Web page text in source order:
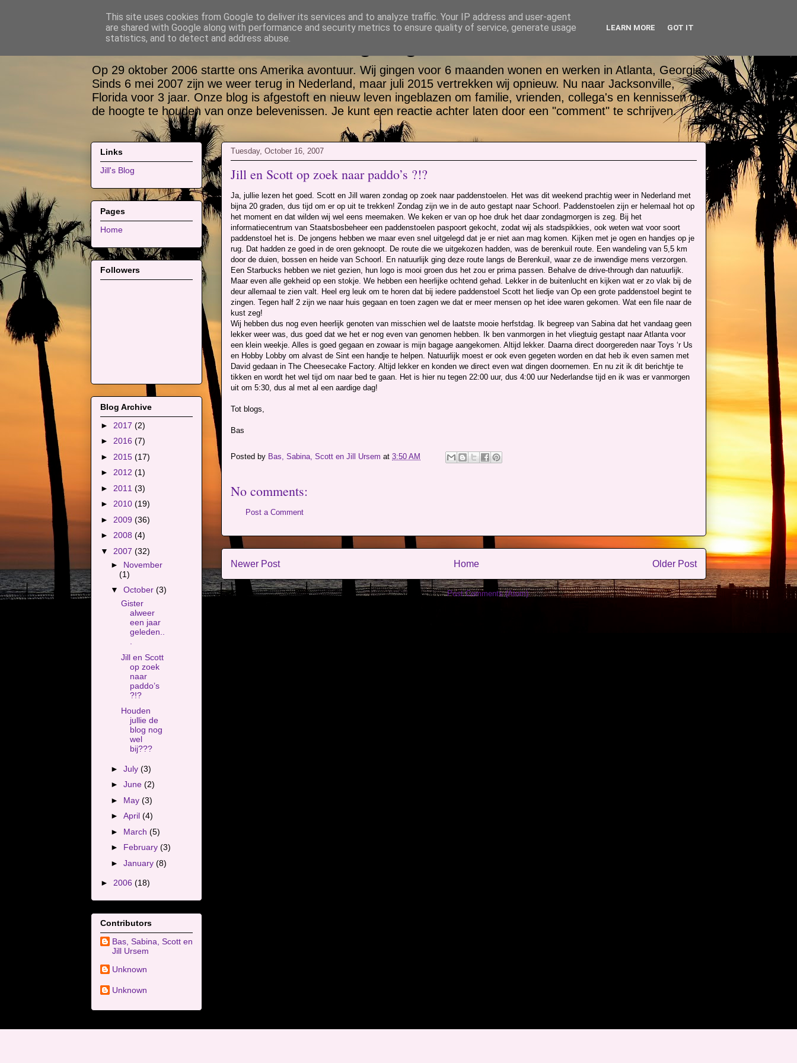
Bas, Sabina, Scott en Jill go again USA
Op 29 oktober 2006 startte ons Amerika avontuur. Wij gingen voor 6 maanden wonen en werken in Atlanta, Georgia.
Sinds 6 mei 2007 zijn we weer terug in Nederland, maar juli 2015 vertrekken wij opnieuw. Nu naar Jacksonville,
Florida voor 3 jaar. Onze blog is afgestoft en nieuw leven ingeblazen om familie, vrienden, collega's en kennissen op
de hoogte te houden van onze belevenissen. Je kunt een reactie achter laten door een "comment" te schrijven.
Tuesday, October 16, 2007
Jill en Scott op zoek naar paddo’s ?!?
Ja, jullie lezen het goed. Scott en Jill waren zondag op zoek naar paddenstoelen. Het was dit weekend prachtig weer in Nederland met
bijna 20 graden, dus tijd om er op uit te trekken! Zondag zijn we in de auto gestapt naar Schoorl. Paddenstoelen zijn er helemaal hot op
het moment en dat wilden wij wel eens meemaken. We keken er van op hoe druk het daar zondagmorgen is zeg. Bij het
informatiecentrum van Staatsbosbeheer een paddenstoelen paspoort gekocht, zodat wij als stadspikkies, ook weten wat voor soort
paddenstoel het is. De jongens hebben we maar even snel uitgelegd dat je er niet aan mag komen. Kijken met je ogen en handjes op je
rug. Dat hadden ze goed in de oren geknoopt. De route die we uitgekozen hadden, was de berenkuil route. Een wandeling van 5,5 km
door de duien, bossen en heide van Schoorl. En natuurlijk ging deze route langs de Berenkuil, waar ze de inwendige mens verzorgen.
Een Starbucks hebben we niet gezien, hun logo is mooi groen dus het zou er prima passen. Behalve de drive-through dan natuurlijk.
Maar even alle gekheid op een stokje. We hebben een heerlijke ochtend gehad. Lekker in de buitenlucht en kijken wat er zo vlak bij de
deur allemaal te zien valt. Heel erg leuk om te horen dat bij iedere paddenstoel Scott het liedje van Op een grote paddenstoel begint te
zingen. Tegen half 2 zijn we naar huis gegaan en toen zagen we dat er meer mensen op het idee waren gekomen. Wat een file naar de
kust zeg!
Wij hebben dus nog even heerlijk genoten van misschien wel de laatste mooie herfstdag. Ik begreep van Sabina dat het vandaag geen
lekker weer was, dus goed dat we het er nog even van genomen hebben. Ik ben vanmorgen in het vliegtuig gestapt naar Atlanta voor
een klein weekje. Alles is goed gegaan en zowaar is mijn bagage aangekomen. Altijd lekker. Daarna direct doorgereden naar Toys ‘r Us
en Hobby Lobby om alvast de Sint een handje te helpen. Natuurlijk moest er ook even gegeten worden en dat heb ik even samen met
David gedaan in The Cheesecake Factory. Altijd lekker en konden we direct even wat dingen doornemen. En nu zit ik dit berichtje te
tikken en wordt het wel tijd om naar bed te gaan. Het is hier nu tegen 22:00 uur, dus 4:00 uur Nederlandse tijd en ik was er vanmorgen
uit om 5:30, dus al met al een aardige dag!
Tot blogs,
Bas
Posted by Bas, Sabina, Scott en Jill Ursem at 3:50 AM
No comments:
Post a Comment
Newer Post Older Post
Home
Subscribe to:Post Comments (Atom)
Links
Jill's Blog
Pages
Home
Followers
Blog Archive
► 2017 (2)
► 2016 (7)
► 2015 (17)
► 2012 (1)
► 2011 (3)
► 2010 (19)
► 2009 (36)
► 2008 (4)
▼ 2007 (32)
► November
(1)
▼ October (3)
Gister
alweer
een jaar
geleden..
Jill en Scott
op zoek
naar
paddo’s
?!?
Houden
jullie de
blog nog
wel
bij???
► July (3)
► June (2)
► May (3)
► April (4)
► March (5)
► February (3)
► January (8)
► 2006 (18)
Contributors
Bas, Sabina, Scott en
Jill Ursem
Unknown
Unknown
This site uses cookies from Google to deliver its services and to analyze traffic. Your IP address and user-agent
are shared with Google along with performance and security metrics to ensure quality of service, generate usage
statistics, and to detect and address abuse.
LEARN MORE GOT IT